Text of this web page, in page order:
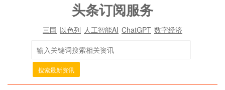
头条订阅服务
三国 以色列 人工智能AI ChatGPT 数字经济
搜索最新资讯